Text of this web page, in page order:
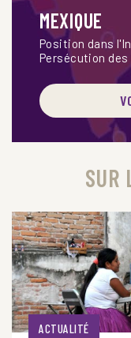
MEXIQUE
Position dans
Persécution des
SUR
ACTUALITÉ